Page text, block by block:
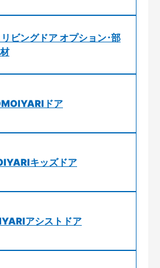
ビングドア オプション･部
ドア
キッズドア
アシストドア